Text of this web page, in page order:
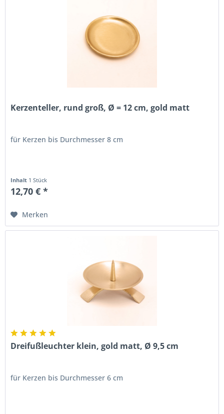
Kerzenteller, rund groß, Ø = 12 cm, gold matt
für Kerzen bis Durchmesser 8 cm
Inhalt 1 Stück
12,70 € *
Merken
Dreifußleuchter klein, gold matt, Ø 9,5 cm
für Kerzen bis Durchmesser 6 cm